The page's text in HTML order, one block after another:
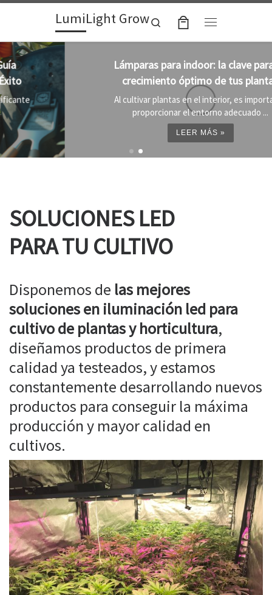
Skip to contentLumiLight Grow
Search
Lámparas para indoor: la clave para un
crecimiento óptimo de tus plantas
Al cultivar plantas en el interior, es importante
proporcionar el entorno adecuado ...
SOLUCIONES LED
PARA TU CULTIVO
Disponemos de las mejores
soluciones en iluminación led para
cultivo de plantas y horticultura,
diseñamos productos de primera
calidad ya testeados, y estamos
constantemente desarrollando nuevos
productos para conseguir la máxima
producción y mayor calidad en
cultivos.